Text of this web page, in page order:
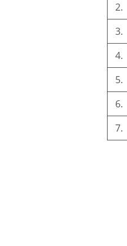
2.
3.
4.
5.
6.
7.